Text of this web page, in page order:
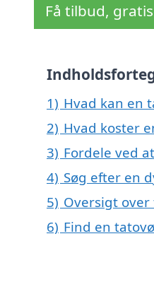
Få tilbud,
1) Hvad kan en
2) Hvad koster
3) Fordele ved
4) Søg efter en
5) Oversigt
6) Find en